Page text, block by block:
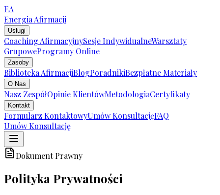
EA
Energia Afirmacji
Usługi
Coaching AfirmacyjnySesje IndywidualneWarsztaty
GrupoweProgramy Online
Zasoby
Biblioteka AfirmacjiBlogPoradnikiBezpłatne Materiały
O Nas
Nasz ZespółOpinie KlientówMetodologiaCertyfikaty
Kontakt
Formularz KontaktowyUmów KonsultacjęFAQ
Umów Konsultację
Dokument Prawny
Polityka Prywatności